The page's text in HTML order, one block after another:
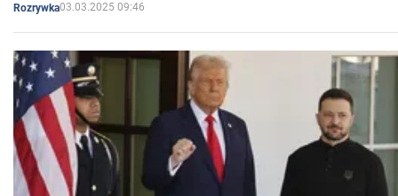
Rozrywka03.03.2025 09:46